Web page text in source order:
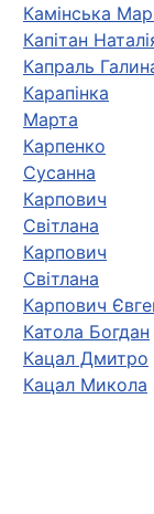
Камінська
Капітан
Капраль
Карапінка
Марта
Карпенко
Сусанна
Карпович
Світлана
Карпович
Свiтлана
Карпович
Катола Богдан
Кацал Дмитро
Кацал Микола